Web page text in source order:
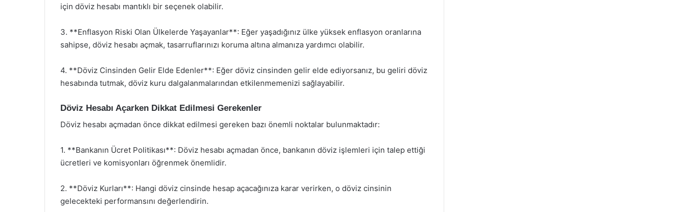
için döviz hesabı mantıklı bir seçenek olabilir.
3. **Enflasyon Riski Olan Ülkelerde Yaşayanlar**: Eğer yaşadığınız ülke yüksek enflasyon oranlarına
sahipse, döviz hesabı açmak, tasarruflarınızı koruma altına almanıza yardımcı olabilir.
4. **Döviz Cinsinden Gelir Elde Edenler**: Eğer döviz cinsinden gelir elde ediyorsanız, bu geliri döviz
hesabında tutmak, döviz kuru dalgalanmalarından etkilenmemenizi sağlayabilir.
Döviz Hesabı Açarken Dikkat Edilmesi Gerekenler
Döviz hesabı açmadan önce dikkat edilmesi gereken bazı önemli noktalar bulunmaktadır:
1. **Bankanın Ücret Politikası**: Döviz hesabı açmadan önce, bankanın döviz işlemleri için talep ettiği
ücretleri ve komisyonları öğrenmek önemlidir.
2. **Döviz Kurları**: Hangi döviz cinsinde hesap açacağınıza karar verirken, o döviz cinsinin
gelecekteki performansını değerlendirin.